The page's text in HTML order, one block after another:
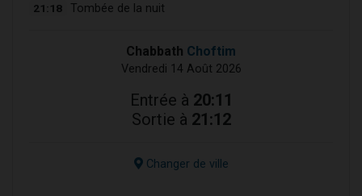
21:18 Tombée de la nuit
Chabbath Choftim
Vendredi 14 Août 2026
Entrée à 20:11
Sortie à 21:12
Changer de ville